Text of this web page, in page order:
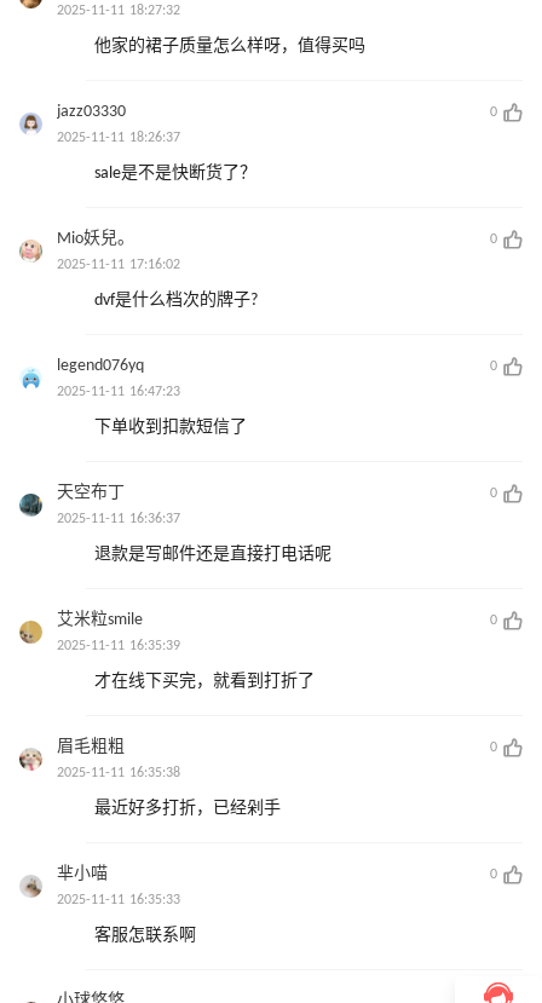
2025-11-11 18:27:32
他家的裙子质量怎么样呀，值得买吗
jazz03330
0
2025-11-11 18:26:37
sale是不是快断货了？
Mio妖兒。
0
2025-11-11 17:16:02
dvf是什么档次的牌子?
legend076yq
0
2025-11-11 16:47:23
下单收到扣款短信了
天空布丁
0
2025-11-11 16:36:37
退款是写邮件还是直接打电话呢
艾米粒smile
0
2025-11-11 16:35:39
才在线下买完，就看到打折了
眉毛粗粗
0
2025-11-11 16:35:38
最近好多打折，已经剁手
芈小喵
0
2025-11-11 16:35:33
客服怎联系啊